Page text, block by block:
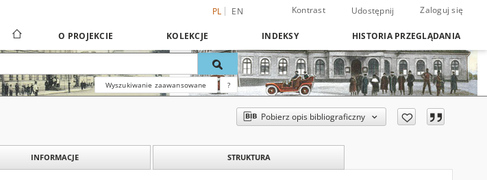
PL EN Kontrast Udostępnij Zaloguj się
O PROJEKCIE KOLEKCJE INDEKSY HISTORIA PRZEGLĄDANIA
Wyszukiwanie zaawansowane ?
Pobierz opis bibliograficzny
INFORMACJE STRUKTURA